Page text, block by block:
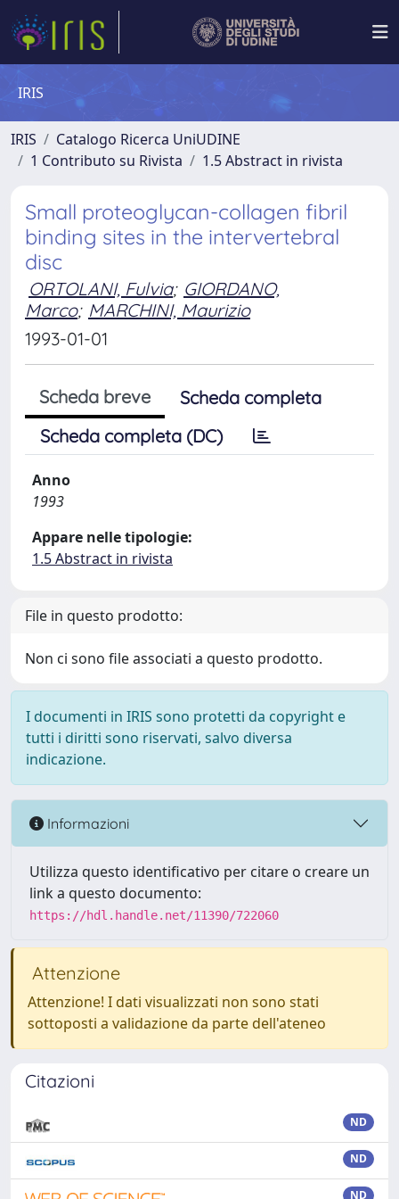
IRIS
IRIS
Catalogo Ricerca UniUDINE
1 Contributo su Rivista
1.5 Abstract in rivista
Small proteoglycan-collagen fibril
binding sites in the intervertebral
disc
ORTOLANI, Fulvia; GIORDANO,
Marco; MARCHINI, Maurizio
1993-01-01
Scheda breve
Scheda completa
Scheda completa (DC)
Anno
1993
Appare nelle tipologie:
1.5 Abstract in rivista
File in questo prodotto:
Non ci sono file associati a questo prodotto.
I documenti in IRIS sono protetti da copyright e
tutti i diritti sono riservati, salvo diversa
indicazione.
Informazioni
Utilizza questo identificativo per citare o creare un
link a questo documento:
https://hdl.handle.net/11390/722060
Attenzione
Attenzione! I dati visualizzati non sono stati
sottoposti a validazione da parte dell'ateneo
Citazioni
ND
ND
ND